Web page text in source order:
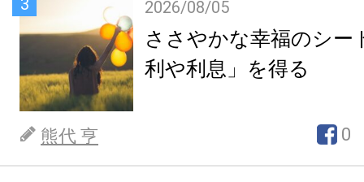
3 2026/08/05
ささやかな幸福のシー
利や利息」を得る
熊代 亨 0